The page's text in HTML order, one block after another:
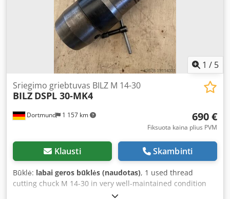
1 / 5
Dortmund 1 157 km
Sriegimo griebtuvas BILZ M 14-30
BILZ DSPL 30-MK4
690 €
Fiksuota kaina plius PVM
Klausti Skambinti
Būklė: labai geros būklės (naudotas), 1 used thread
cutting chuck M 14-30 in very well-maintained condition
for tapping internal threads on reversible drilling